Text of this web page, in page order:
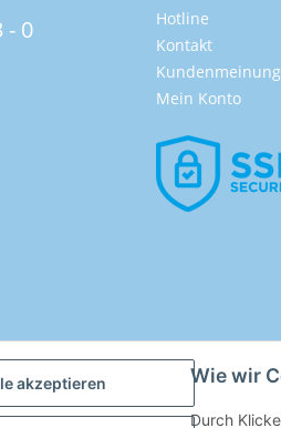
akzeptieren Wie wir
Durch
- 0
Hotline
Kontakt
Mein Konto